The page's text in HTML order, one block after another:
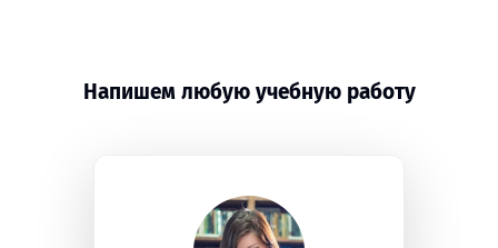
Напишем любую учебную работу